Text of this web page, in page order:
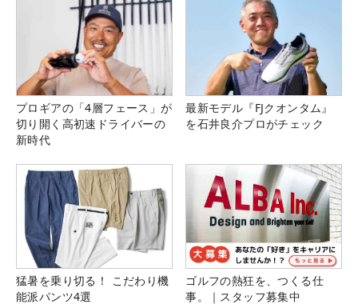
プロギアの「4層フェース」が
切り開く高初速ドライバーの
新時代
最新モデル『FJクオンタム』
を石井良介プロがチェック
猛暑を乗り切る！ こだわり機
能派パンツ4選
ゴルフの熱狂を、つくる仕
事。｜スタッフ募集中